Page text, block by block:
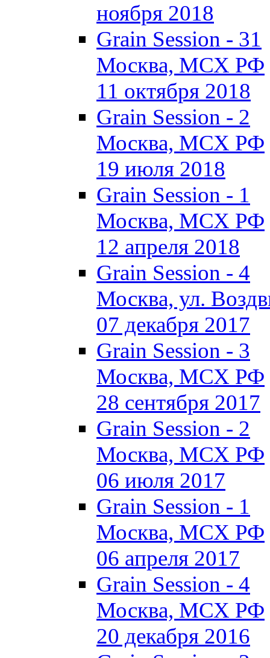
ноября 2018
Grain Session - 31
Москва, МСХ РФ
11 октября 2018
Grain Session - 2
Москва, МСХ РФ
19 июля 2018
Grain Session - 1
Москва, МСХ РФ
12 апреля 2018
Grain Session - 4
Москва, ул.
07 декабря 2017
Grain Session - 3
Москва, МСХ РФ
28 сентября 2017
Grain Session - 2
Москва, МСХ РФ
06 июля 2017
Grain Session - 1
Москва, МСХ РФ
06 апреля 2017
Grain Session - 4
Москва, МСХ РФ
20 декабря 2016